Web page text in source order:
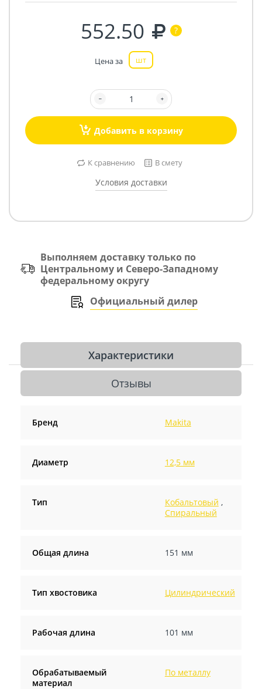
552.50
Цена за шт
Добавить в корзину
К сравнению В смету
Условия доставки
Выполняем доставку только по
Центральному и Северо-Западному
федеральному округу
Официальный дилер
Характеристики
Отзывы
Бренд Makita
Диаметр 12,5 мм
Тип Кобальтовый ,
Спиральный
Общая длина 151 мм
Тип хвостовика Цилиндрический
Рабочая длина 101 мм
Обрабатываемый
материал
По металлу